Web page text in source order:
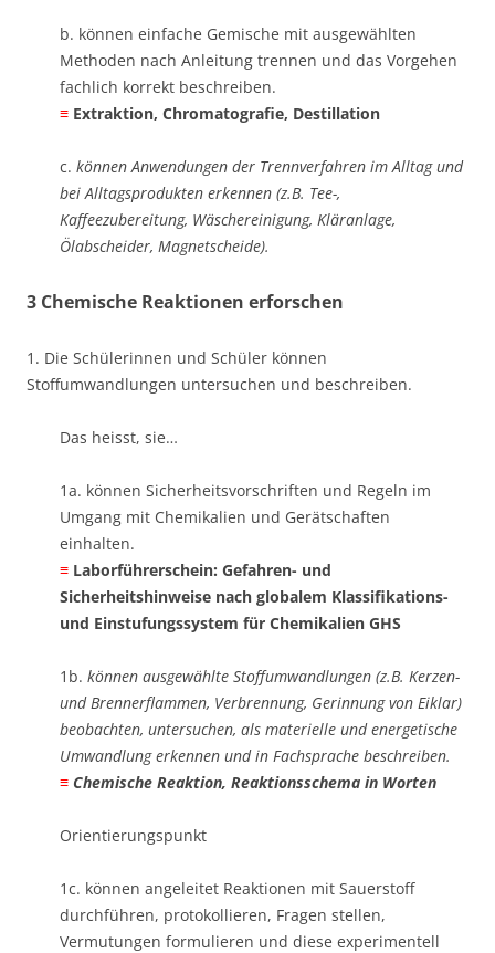
b. können einfache Gemische mit ausgewählten
Methoden nach Anleitung trennen und das Vorgehen
fachlich korrekt beschreiben. ​
≡ Extraktion, Chromatografie, Destillation
c. können Anwendungen der Trennverfahren im Alltag und
bei Alltagsprodukten erkennen (z.B. Tee-,
Kaffeezubereitung, Wäschereinigung, Kläranlage,
Ölabscheider, Magnetscheide).
3 Chemische Reaktionen erforschen
1. Die Schülerinnen und Schüler können
Stoffumwandlungen untersuchen und beschreiben.
Das heisst, sie…
1a. können Sicherheitsvorschriften und Regeln im
Umgang mit Chemikalien und Gerätschaften
einhalten. ​
≡ Laborführerschein: Gefahren- und
Sicherheitshinweise nach globalem Klassifikations-
und Einstufungssystem für Chemikalien GHS
1b. können ausgewählte Stoffumwandlungen (z.B. Kerzen-
und Brennerflammen, Verbrennung, Gerinnung von Eiklar)
beobachten, untersuchen, als materielle und energetische
Umwandlung erkennen und in Fachsprache beschreiben. ​
≡ Chemische Reaktion, Reaktionsschema in Worten
Orientierungspunkt
1c. können angeleitet Reaktionen mit Sauerstoff
durchführen, protokollieren, Fragen stellen,
Vermutungen formulieren und diese experimentell